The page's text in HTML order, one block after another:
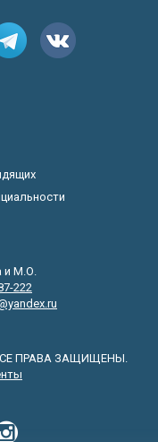
и М.О.
222
ПРАВА ЗАЩИЩЕНЫ.